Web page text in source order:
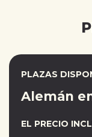
PLAZAS
Alemán
EL PRECIO